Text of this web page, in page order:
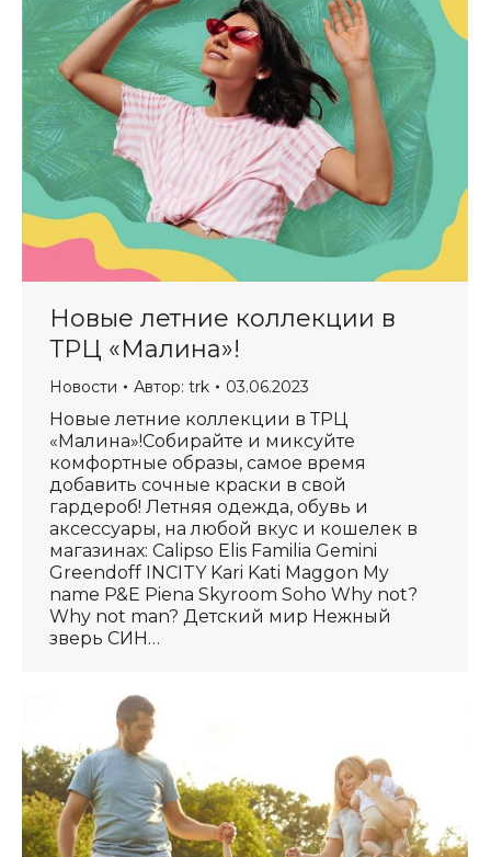
Новые летние коллекции в
ТРЦ «Малина»!
Новости Автор: trk 03.06.2023
Новые летние коллекции в ТРЦ
«Малина»!Собирайте и миксуйте
комфортные образы, самое время
добавить сочные краски в свой
гардероб! Летняя одежда, обувь и
аксессуары, на любой вкус и кошелек в
магазинах: Calipso Elis Familia Gemini
Greendoff INCITY Kari Kati Maggon My
name P&E Piena Skyroom Soho Why not?
Why not man? Детский мир Нежный
зверь СИН…